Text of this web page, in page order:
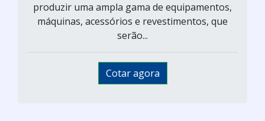
produzir uma ampla gama de equipamentos,
máquinas, acessórios e revestimentos, que
serão...
Cotar agora